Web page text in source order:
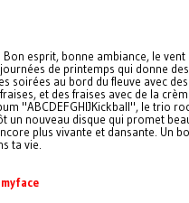
Bon esprit, bonne ambiance, le vent
de printemps qui donne
soirées au bord du fleuve avec
et des fraises avec de la
"ABCDEFGHIJKickball", le trio
un nouveau disque qui promet
plus vivante et dansante. Un
ta vie.